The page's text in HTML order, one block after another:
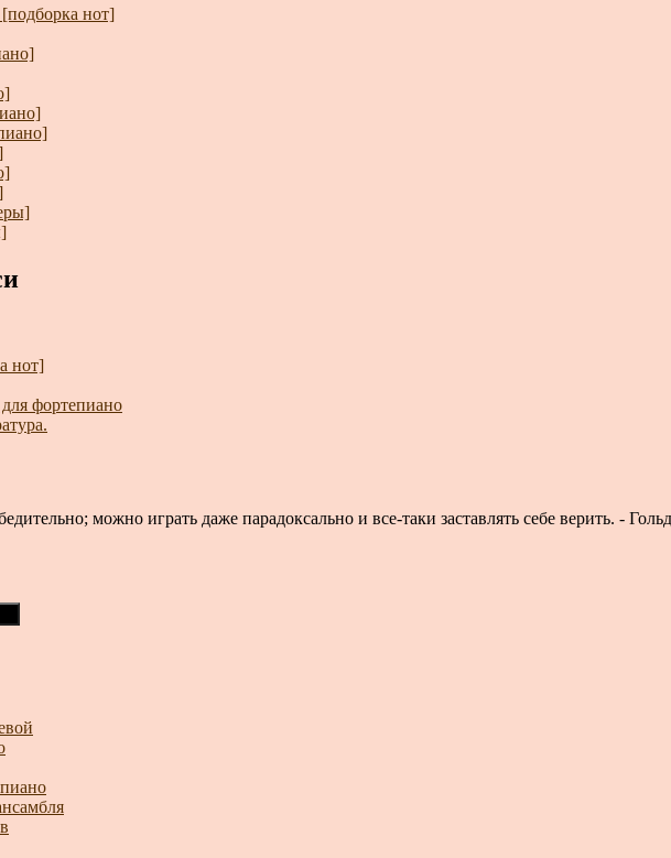
нот]
нот]
фортепиано
можно играть даже парадоксально и все-таки заставлять себе верить. -